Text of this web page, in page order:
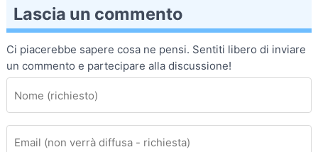
Lascia un commento
Ci piacerebbe sapere cosa ne pensi. Sentiti libero di inviare
un commento e partecipare alla discussione!